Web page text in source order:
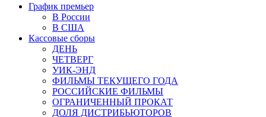
График премьер
В России
В США
Кассовые сборы
ДЕНЬ
ЧЕТВЕРГ
УИК-ЭНД
ФИЛЬМЫ ТЕКУЩЕГО ГОДА
РОССИЙСКИЕ ФИЛЬМЫ
ОГРАНИЧЕННЫЙ ПРОКАТ
ДОЛЯ ДИСТРИБЬЮТОРОВ